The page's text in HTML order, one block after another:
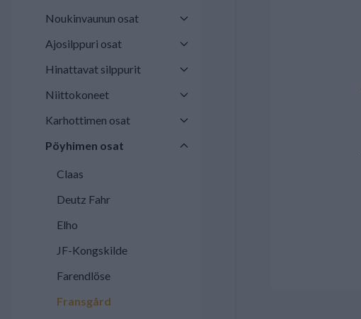
Noukinvaunun osat
Ajosilppuri osat
Hinattavat silppurit
Niittokoneet
Karhottimen osat
Pöyhimen osat
Claas
Deutz Fahr
Elho
JF-Kongskilde
Farendlöse
Fransgård